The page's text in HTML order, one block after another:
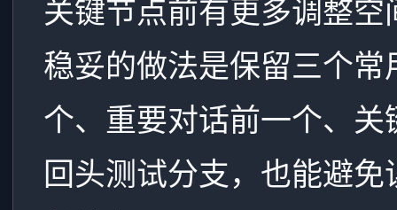
关键节点前有更多调整
稳妥的做法是保留三个
个、重要对话前一个、
回头测试分支，也能避